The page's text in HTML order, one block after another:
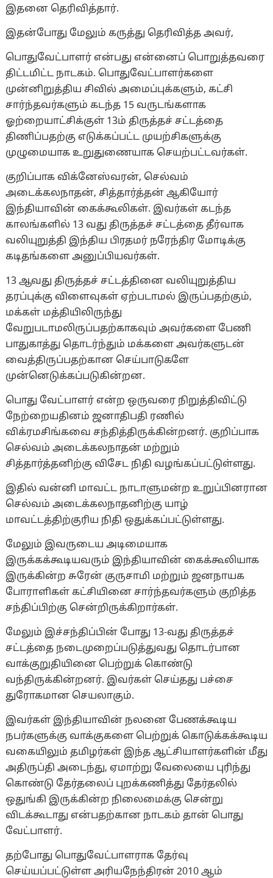
இதனை தெரிவித்தார்.
இதன்போது மேலும் கருத்து தெரிவித்த அவர்,
பொதுவேட்பாளர் என்பது என்னைப் பொறுத்தவரை
திட்டமிட்ட நாடகம். பொதுவேட்பாளர்களை
முன்னிறுத்திய சிவில் அமைப்புக்களும், கட்சி
சார்ந்தவர்களும் கடந்த 15 வருடங்களாக
ஓற்றையாட்சிக்குள் 13ம் திருத்தச் சட்டத்தை
திணிப்பதற்கு எடுக்கப்பட்ட முயற்சிகளுக்கு
முழுமையாக உறுதுணையாக செயற்பட்டவர்கள்.
குறிப்பாக விக்னேஸ்வரன், செல்வம்
அடைக்கலநாதன், சித்தார்த்தன் ஆகியோர்
இந்தியாவின் கைக்கூலிகள். இவர்கள் கடந்த
காலங்களில் 13 வது திருத்தச் சட்டத்தை தீர்வாக
வலியுறுத்தி இந்திய பிரதமர் நரேந்திர மோடிக்கு
கடிதங்களை அனுப்பியவர்கள்.
13 ஆவது திருத்தச் சட்டத்தினை வலியுறுத்திய
தரப்புக்கு விளைவுகள் ஏற்படாமல் இருப்பதற்கும்,
மக்கள் மத்தியிலிருந்து
வேறுபடாமலிருப்பதற்காகவும் அவர்களை பேணி
பாதுகாத்து தொடர்ந்தும் மக்களை அவர்களுடன்
வைத்திருப்பதற்கான செய்பாடுகளே
முன்னெடுக்கப்படுகின்றன.
பொது வேட்பாளர் என்ற ஒருவரை நிறுத்திவிட்டு
நேற்றையதினம் ஜனாதிபதி ரணில்
விக்ரமசிங்கவை சந்தித்திருக்கின்றனர். குறிப்பாக
செல்வம் அடைக்கலநாதன் மற்றும்
சித்தார்த்தனிற்கு விசேட நிதி வழங்கப்பட்டுள்ளது.
இதில் வன்னி மாவட்ட நாடாளுமன்ற உறுப்பினரான
செல்வம் அடைக்கலநாதனிற்கு யாழ்
மாவட்டத்திற்குரிய நிதி ஒதுக்கப்பட்டுள்ளது.
மேலும் இவருடைய அடிமையாக
இருக்கக்கூடியவரும் இந்தியாவின் கைக்கூலியாக
இருக்கின்ற சுரேன் குருசாமி மற்றும் ஜனநாயக
போராளிகள் கட்சியினை சார்ந்தவர்களும் குறித்த
சந்திப்பிற்கு சென்றிருக்கிறார்கள்.
மேலும் இச்சந்திப்பின் போது 13-வது திருத்தச்
சட்டத்தை நடைமுறைப்படுத்துவது தொடர்பான
வாக்குறுதியினை பெற்றுக் கொண்டு
வந்திருக்கின்றனர். இவர்கள் செய்தது பச்சை
துரோகமான செயலாகும்.
இவர்கள் இந்தியாவின் நலனை பேணக்கூடிய
நபர்களுக்கு வாக்குகளை பெற்றுக் கொடுக்கக்கூடிய
வகையிலும் தமிழர்கள் இந்த ஆட்சியாளர்களின் மீது
அதிருப்தி அடைந்து, ஏமாற்று வேலையை புரிந்து
கொண்டு தேர்தலைப் புறக்கணித்து தேர்தலில்
ஒதுங்கி இருக்கின்ற நிலைமைக்கு சென்று
விடக்கூடாது என்பதற்கான நாடகம் தான் பொது
வேட்பாளர்.
தற்போது பொதுவேட்பாளராக தேர்வு
செய்யப்பட்டுள்ள அரியநேந்திரன் 2010 ஆம்